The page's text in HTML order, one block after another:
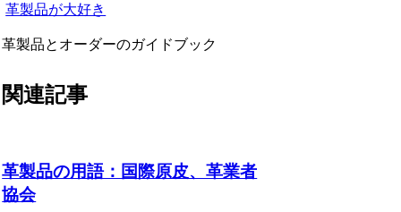
革製品が大好き
革製品とオーダーのガイドブック
関連記事
革製品の用語：国際原皮、革業者
協会